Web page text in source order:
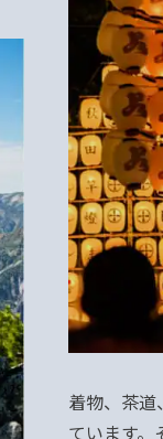
着物、茶
ています。